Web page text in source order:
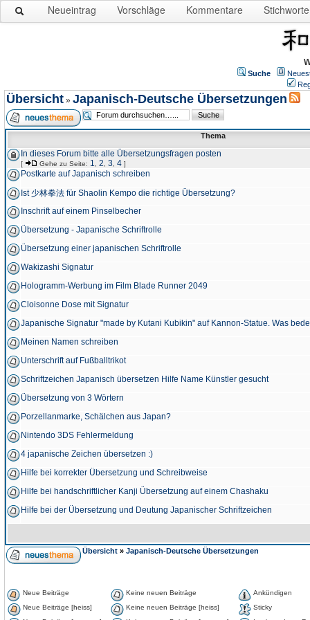
Neueintrag Vorschläge Kommentare Stichworte
Suche
Übersicht » Japanisch-Deutsche Übersetzungen
Thema
In dieses Forum bitte alle Übersetzungsfragen posten
[ Gehe zu Seite: 1 2 3 4 ]
Postkarte auf Japanisch schreiben
Ist 少林拳法 für Shaolin Kempo die richtige Übersetzung?
Inschrift auf einem Pinselbecher
Übersetzung - Japanische Schriftrolle
Übersetzung einer japanischen Schriftrolle
Wakizashi Signatur
Hologramm-Werbung im Film Blade Runner 2049
Cloisonne Dose mit Signatur
Japanische Signatur "made by Kutani Kubikin" auf Kannon-Statue. Was
Meinen Namen schreiben
Unterschrift auf Fußballtrikot
Schriftzeichen Japanisch übersetzen Hilfe Name Künstler gesucht
Übersetzung von 3 Wörtern
Porzellanmarke, Schälchen aus Japan?
Nintendo 3DS Fehlermeldung
4 japanische Zeichen übersetzen :)
Hilfe bei korrekter Übersetzung und Schreibweise
Hilfe bei handschriftlicher Kanji Übersetzung auf einem Chashaku
Hilfe bei der Übersetzung und Deutung Japanischer Schriftzeichen
Übersicht » Japanisch-Deutsche Übersetzungen
Neue Beiträge Keine neuen Beiträge
Ankündigen
Neue Beiträge [heiss]
Keine neuen Beiträge [heiss]
Sticky